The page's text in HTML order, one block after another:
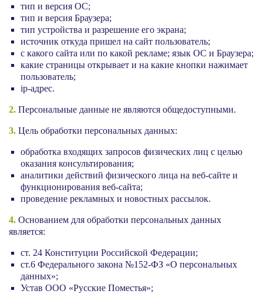
тип и версия ОС;
тип и версия Браузера;
тип устройства и разрешение его экрана;
источник откуда пришел на сайт пользователь;
с какого сайта или по какой рекламе; язык ОС и Браузера;
какие страницы открывает и на какие кнопки нажимает
пользователь;
ip-адрес.
2. Персональные данные не являются общедоступными.
3. Цель обработки персональных данных:
обработка входящих запросов физических лиц с целью
оказания консультирования;
аналитики действий физического лица на веб-сайте и
функционирования веб-сайта;
проведение рекламных и новостных рассылок.
4. Основанием для обработки персональных данных
является:
ст. 24 Конституции Российской Федерации;
ст.6 Федерального закона №152-ФЗ «О персональных
данных»;
Устав ООО «Русские Поместья»;